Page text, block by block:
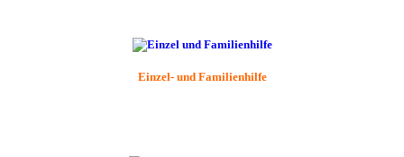
Einzel- und Familienhilfe